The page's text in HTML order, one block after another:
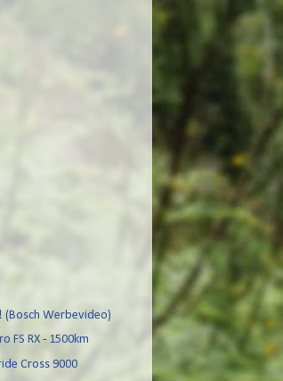
(Bosch Werbevideo)
FS RX - 1500km
Cross 9000